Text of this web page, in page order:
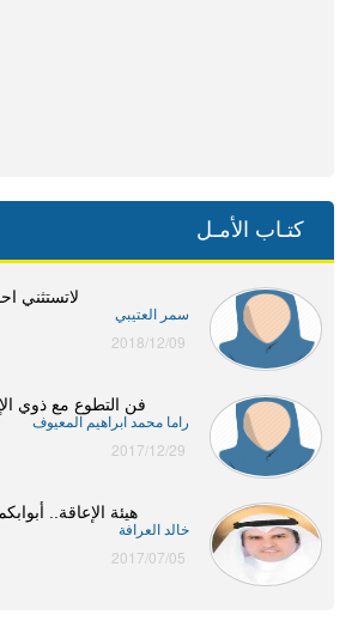
كتـاب الأمـل
لاتستثني
سمر العتيبي
2018/12/09
فن التطوع مع ذوي
راما محمد ابراهيم المعيوف
2017/12/29
هيئة الإعاقة..
خالد العرافة
2017/07/05